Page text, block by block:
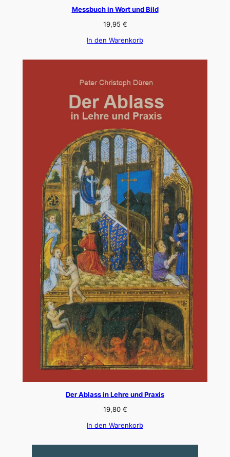
Messbuch in Wort und Bild
19,95 €
In den Warenkorb
Der Ablass in Lehre und Praxis
19,80 €
In den Warenkorb